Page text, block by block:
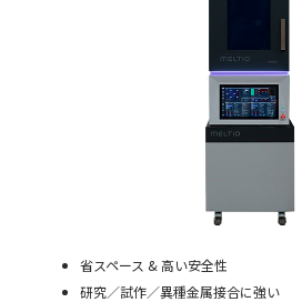
省スペース & 高い安全性
研究／試作／異種金属接合に強い